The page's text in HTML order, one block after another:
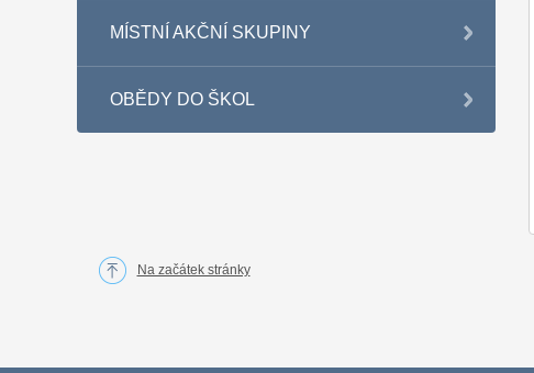
MÍSTNÍ AKČNÍ SKUPINY
OBĚDY DO ŠKOL
Na začátek stránky